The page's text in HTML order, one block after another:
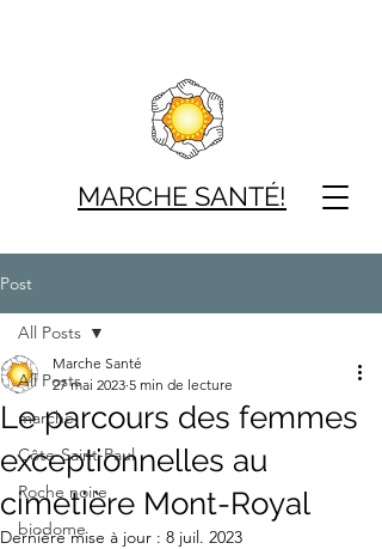
MARCHE SANTÉ!
Post
All Posts
marche
Côte-Saint-Paul
Roche noire
biodome
All Posts
Le parcours des femmes
exceptionnelles au
cimetière Mont-Royal
Marche Santé
27 mai 2023 5 min de lecture
Dernière mise à jour : 8 juil. 2023